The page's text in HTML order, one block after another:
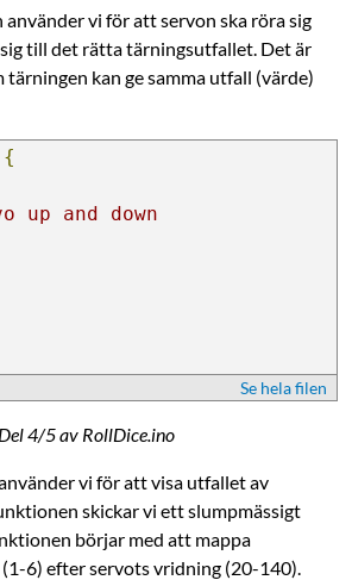
vi för att servon ska röra sig
till det rätta tärningsutfallet. Det är
kan ge samma utfall (värde)
{
up and down
Se hela filen
Del 4/5 av RollDice.ino
vi för att visa utfallet av
skickar vi ett slumpmässigt
börjar med att mappa
6) efter servots vridning (20-140).